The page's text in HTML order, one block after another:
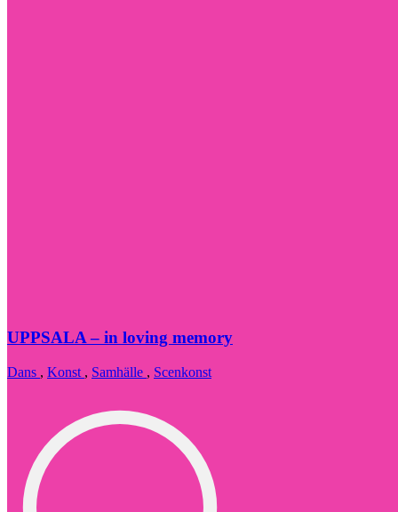
UPPSALA – in loving memory
Dans , Konst , Samhälle , Scenkonst